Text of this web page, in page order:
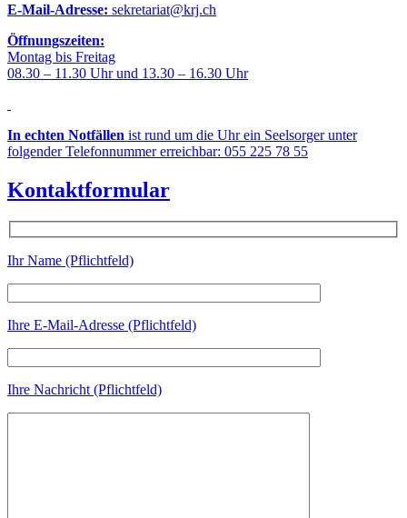
E-Mail-Adresse: sekretariat@krj.ch
Öffnungszeiten:
Montag bis Freitag
08.30 – 11.30 Uhr und 13.30 – 16.30 Uhr
In echten Notfällen ist rund um die Uhr ein Seelsorger unter
folgender Telefonnummer erreichbar: 055 225 78 55
Kontaktformular
Ihr Name (Pflichtfeld)
Ihre E-Mail-Adresse (Pflichtfeld)
Ihre Nachricht (Pflichtfeld)